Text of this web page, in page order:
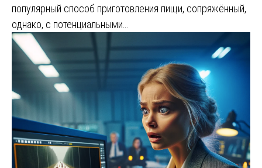
популярный способ приготовления пищи, сопряжённый,
однако, с потенциальными…